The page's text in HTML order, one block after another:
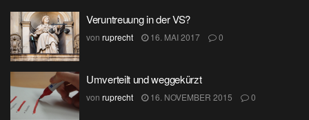
Veruntreuung in der VS?
von ruprecht 16. MAI 2017 0
Umverteilt und weggekürzt
von ruprecht 16. NOVEMBER 2015 0